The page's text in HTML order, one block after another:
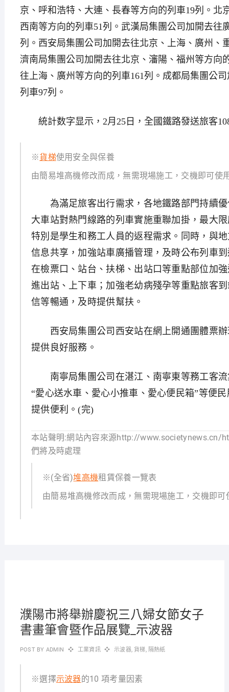
京、呼和浩特、大連、長春等方向的列車19列。北
西南等方向的列車51列。武漢局集團公司加開去往
列。西安局集團公司加開去往北京、上海、廣州、
濟南局集團公司加開去往北京、瀋陽、福州等方向
往上海、廣州等方向的列車161列。成都局集團公
列車97列。
統計数字显示，2月25日，全國鐵路發送旅客
※貨梯使用安全與保養
由簡易堆高機修改而成，無需現場施工，交機即可使
為滿足旅客出行需求，各地鐵路部門持續優
大車站對熱門線路的列車實施重聯加掛，最大
特別是學生和務工人員的返程需求。同時，與
信息共享，加強站車廣播管理，及時公布列車
在檢票口、站台、扶梯、出站口等重點部位加
進出站、上下車；加強老幼病殘孕等重點旅客
信等暢通，及時提供幫扶。
西安局集團公司西安站在網上開通團體票辦
提供良好服務。
南寧局集團公司在湛江、南寧東等務工客流
“愛心送水車、愛心小推車、愛心便民箱”等便
提供便利。(完)
本站聲明:網站內容來源http://www.societynews.cn/
們將及時處理
※(全省)堆高機租賃保養一覽表
由簡易堆高機修改而成，無需現場施工，交機即可
濮陽市將舉辦慶祝三八婦女節女子
書畫筆會暨作品展覽_示波器
POST BY ADMIN 工業資訊 示波器,貨梯, 隔熱紙
※選擇示波器的10 項考量因素